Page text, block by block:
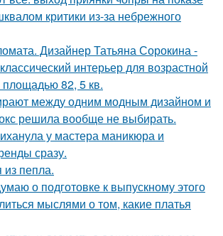
критики из-за небрежного
Дизайнер Татьяна Сорокина -
интерьер для возрастной
82, 5 кв.
между одним модным дизайном и
решила вообще не выбирать.
у мастера маникюра и
сразу.
пепла.
о подготовке к выпускному этого
мыслями о том, какие платья